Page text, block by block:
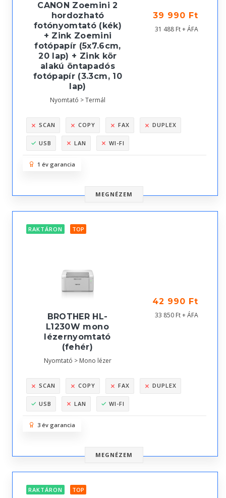
CANON Zoemini 2
hordozható
fotónyomtató (kék)
+ Zink Zoemini
fotópapír (5x7.6cm,
20 lap) + Zink kör
alakú öntapadós
fotópapír (3.3cm, 10
lap)
Nyomtató > Termál
39 990 Ft
31 488 Ft + ÁFA
SCAN COPY FAX DUPLEX
USB LAN WI-FI
1 év garancia
MEGNÉZEM
RAKTÁRON TOP
BROTHER HL-
L1230W mono
lézernyomtató
(fehér)
Nyomtató > Mono lézer
42 990 Ft
33 850 Ft + ÁFA
SCAN COPY FAX DUPLEX
USB LAN WI-FI
3 év garancia
MEGNÉZEM
RAKTÁRON TOP